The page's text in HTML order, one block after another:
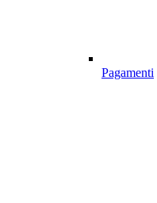
Pagamenti